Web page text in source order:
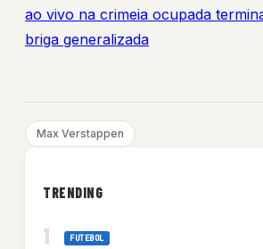
ao vivo na crimeia ocupada
briga generalizada
Max Verstappen
TRENDING
FUTEBOL